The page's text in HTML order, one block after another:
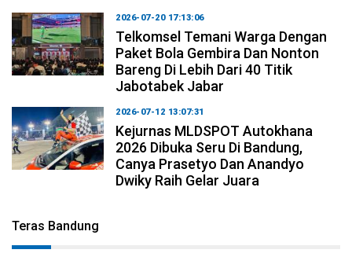
2026-07-20 17:13:06
Telkomsel Temani Warga Dengan
Paket Bola Gembira Dan Nonton
Bareng Di Lebih Dari 40 Titik
Jabotabek Jabar
2026-07-12 13:07:31
Kejurnas MLDSPOT Autokhana
2026 Dibuka Seru Di Bandung,
Canya Prasetyo Dan Anandyo
Dwiky Raih Gelar Juara
Teras Bandung